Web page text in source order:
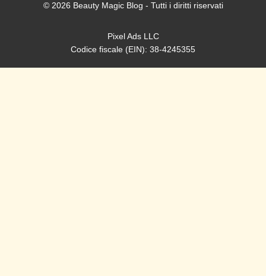
© 2026 Beauty Magic Blog - Tutti i diritti riservati
Pixel Ads LLC
Codice fiscale (EIN): 38-4245355